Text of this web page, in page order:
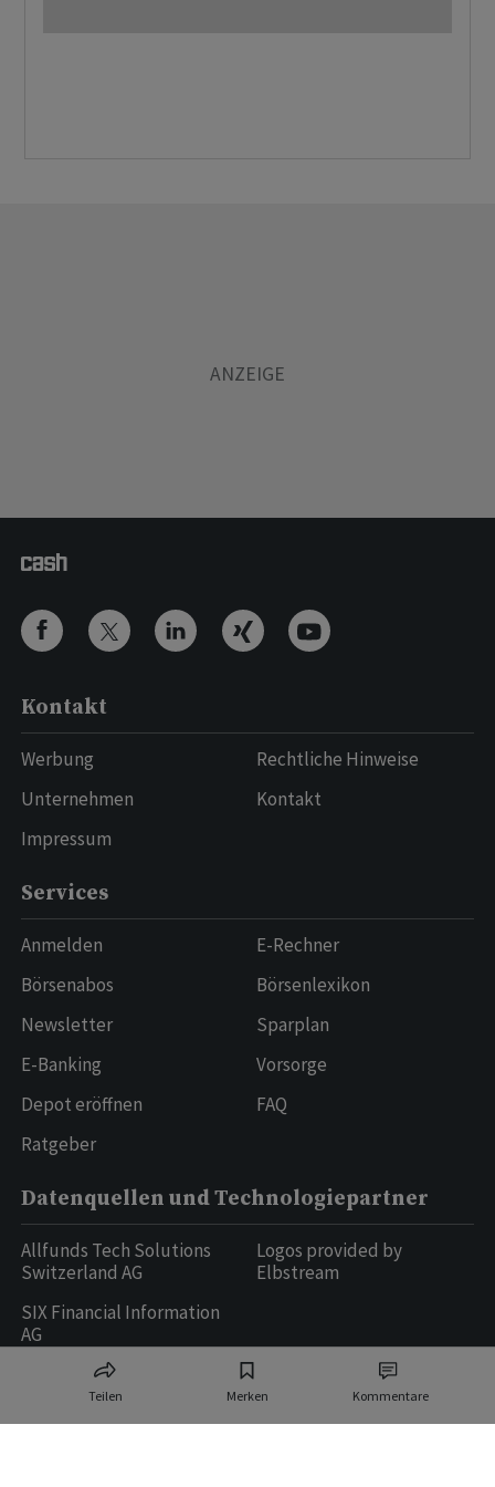
Teilen Merken Kommentare
Kontakt
Werbung
Unternehmen
Impressum
Rechtliche Hinweise
Kontakt
Services
Anmelden
Börsenabos
Newsletter
E-Banking
Depot eröffnen
Ratgeber
E-Rechner
Börsenlexikon
Sparplan
Vorsorge
FAQ
Datenquellen und Technologiepartner
Allfunds Tech Solutions
Switzerland AG
SIX Financial Information
AG
Logos provided by
Elbstream